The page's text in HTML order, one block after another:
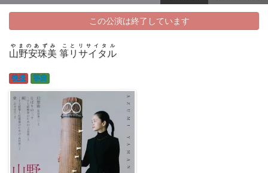
この公演は終了しています
山野安珠美 箏リサイタル
やまのあずみ ことリサイタル
後援 箏曲